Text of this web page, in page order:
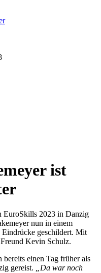
ist
EuroSkills 2023 in Danzig
nun in einem
Eindrücke geschildert. Mit
Kevin Schulz.
einen Tag früher als
gereist.
„Da war noch